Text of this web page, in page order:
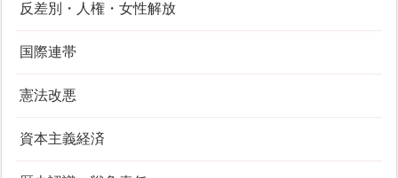
反差別・人権・女性解放
国際連帯
憲法改悪
資本主義経済